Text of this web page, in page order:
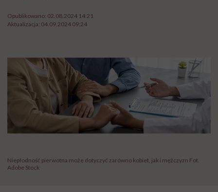
Opublikowano: 02.08.2024 14:21
Aktualizacja: 04.09.2024 09:24
Niepłodność pierwotna może dotyczyć zarówno kobiet, jak i mężczyzn Fot.
Adobe Stock